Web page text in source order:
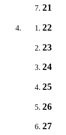
21
22
23
24
25
26
27